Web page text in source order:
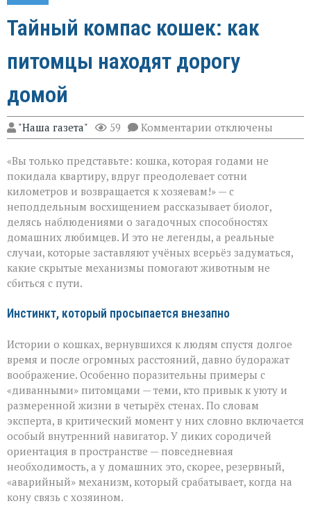
Тайный компас кошек: как
питомцы находят дорогу
домой
"Наша газета" 59 Комментарии к
записи
компас
кошек:
питомцы
находят
дорогу
домой
отключены
«Вы только представьте: кошка, которая годами не
покидала квартиру, вдруг преодолевает сотни
километров и возвращается к хозяевам!» — с
неподдельным восхищением рассказывает биолог,
делясь наблюдениями о загадочных способностях
домашних любимцев. И это не легенды, а реальные
случаи, которые заставляют учёных всерьёз задуматься,
какие скрытые механизмы помогают животным не
сбиться с пути.
Инстинкт, который просыпается внезапно
Истории о кошках, вернувшихся к людям спустя долгое
время и после огромных расстояний, давно будоражат
воображение. Особенно поразительны примеры с
«диванными» питомцами — теми, кто привык к уюту и
размеренной жизни в четырёх стенах. По словам
эксперта, в критический момент у них словно включается
особый внутренний навигатор. У диких сородичей
ориентация в пространстве — повседневная
необходимость, а у домашних это, скорее, резервный,
«аварийный» механизм, который срабатывает, когда на
кону связь с хозяином.